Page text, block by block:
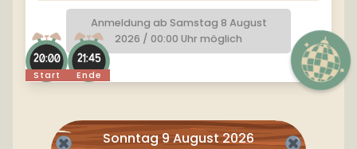
Anmeldung ab Samstag 8 August
2026 / 00:00 Uhr möglich
Start
20:00
Ende
21:45
Sonntag 9 August 2026